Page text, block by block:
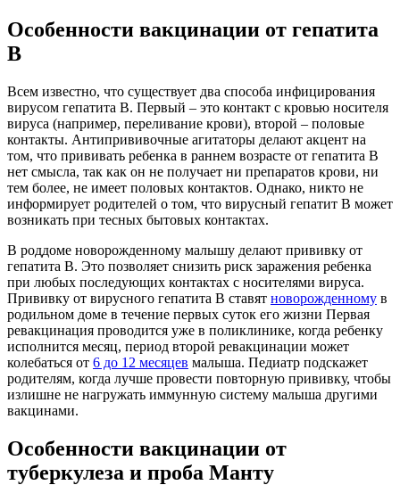
Особенности вакцинации от гепатита
В
Всем известно, что существует два способа инфицирования
вирусом гепатита В. Первый – это контакт с кровью носителя
вируса (например, переливание крови), второй – половые
контакты. Антипрививочные агитаторы делают акцент на
том, что прививать ребенка в раннем возрасте от гепатита В
нет смысла, так как он не получает ни препаратов крови, ни
тем более, не имеет половых контактов. Однако, никто не
информирует родителей о том, что вирусный гепатит В может
возникать при тесных бытовых контактах.
В роддоме новорожденному малышу делают прививку от
гепатита В. Это позволяет снизить риск заражения ребенка
при любых последующих контактах с носителями вируса.
Прививку от вирусного гепатита В ставят новорожденному в
родильном доме в течение первых суток его жизни Первая
ревакцинация проводится уже в поликлинике, когда ребенку
исполнится месяц, период второй ревакцинации может
колебаться от 6 до 12 месяцев малыша. Педиатр подскажет
родителям, когда лучше провести повторную прививку, чтобы
излишне не нагружать иммунную систему малыша другими
вакцинами.
Особенности вакцинации от
туберкулеза и проба Манту